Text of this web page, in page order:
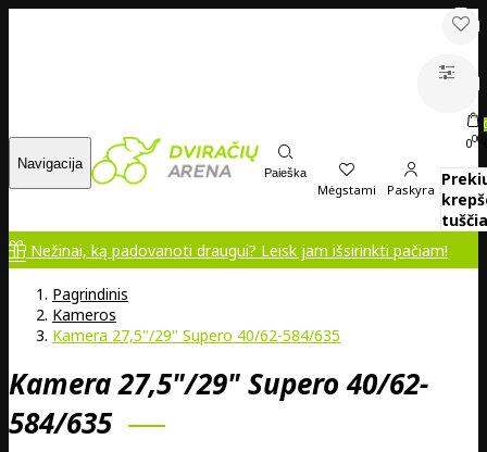
Navigacija
Paieška
Mėgstami Paskyra
000
ką padovanoti draugui? Leisk jam išsirinkti pačiam!
Pagrindinis
Kameros
Kamera 27,5"/29" Supero 40/62-584/635
Kamera 27,5"/29" Supero 40/62-
584/635